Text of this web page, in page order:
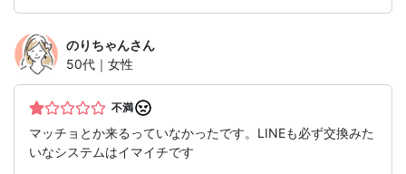
のりちゃんさん
50代｜女性
不満
マッチョとか来るっていなかったです。LINEも必ず交換みた
いなシステムはイマイチです